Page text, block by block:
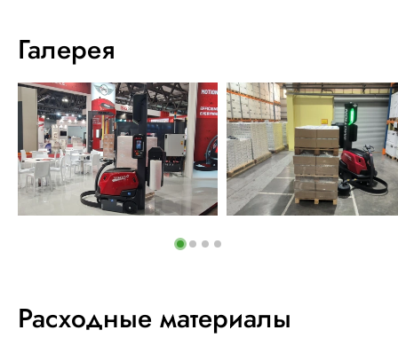
Галерея
Расходные материалы